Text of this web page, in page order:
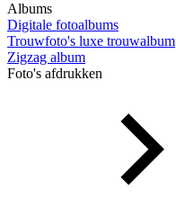
Albums
Digitale fotoalbums
Trouwfoto's luxe trouwalbum
Zigzag album
Foto's afdrukken